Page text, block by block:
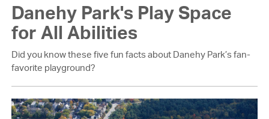
Danehy Park's Play Space
for All Abilities
Did you know these five fun facts about Danehy Park’s fan-
favorite playground?